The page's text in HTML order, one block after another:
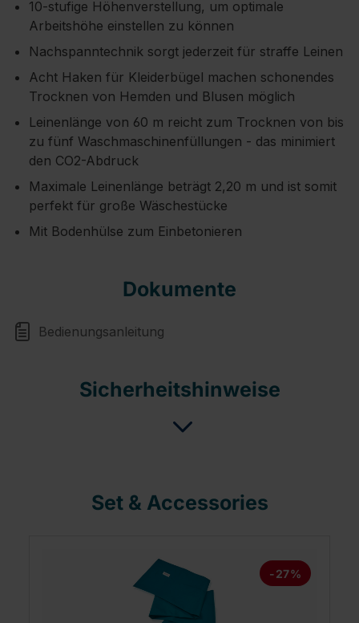
10-stufige Höhenverstellung, um optimale
Arbeitshöhe einstellen zu können
Nachspanntechnik sorgt jederzeit für straffe Leinen
Acht Haken für Kleiderbügel machen schonendes
Trocknen von Hemden und Blusen möglich
Leinenlänge von 60 m reicht zum Trocknen von bis
zu fünf Waschmaschinenfüllungen - das minimiert
den CO2-Abdruck
Maximale Leinenlänge beträgt 2,20 m und ist somit
perfekt für große Wäschestücke
Mit Bodenhülse zum Einbetonieren
Dokumente
Bedienungsanleitung
Sicherheitshinweise
Set & Accessories
-27%